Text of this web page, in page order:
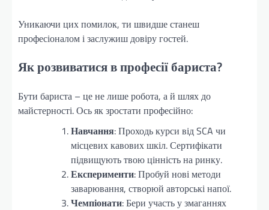
Уникаючи цих помилок, ти швидше станеш
професіоналом і заслужиш довіру гостей.
Як розвиватися в професії бариста?
Бути бариста – це не лише робота, а й шлях до
майстерності. Ось як зростати професійно:
Навчання: Проходь курси від SCA чи
місцевих кавових шкіл. Сертифікати
підвищують твою цінність на ринку.
Експерименти: Пробуй нові методи
заварювання, створюй авторські напої.
Чемпіонати: Бери участь у змаганнях